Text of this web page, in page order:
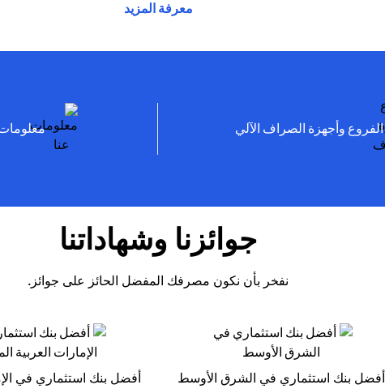
معرفة المزيد
الفروع وأجهزة الصراف الآلي
(opens in a new tab)
جوائزنا وشهاداتنا
نفخر بأن نكون مصرفك المفضل الحائز على جوائز.
أفضل بنك استثماري في الشرق الأوسط أفضل بنك استثماري في